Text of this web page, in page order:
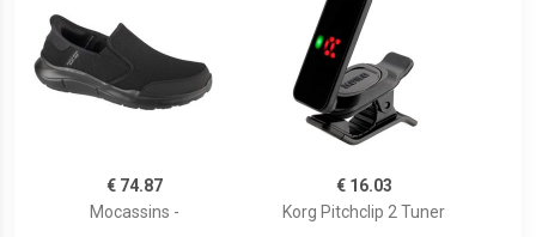
€ 74.87
Mocassins -
€ 16.03
Korg Pitchclip 2 Tuner